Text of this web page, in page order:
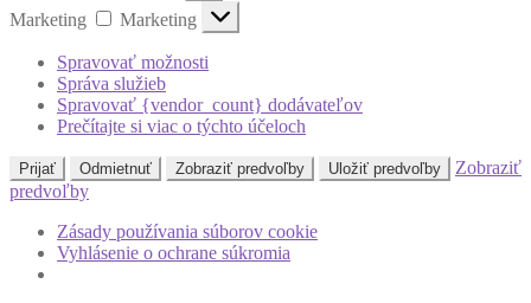
Marketing
Marketing
Spravovať možnosti
Správa služieb
Spravovať {vendor_count} dodávateľov
Prečítajte si viac o týchto účeloch
Prijať Odmietnuť Zobraziť predvoľby Uložiť predvoľby
Zobraziť
predvoľby
Zásady používania súborov cookie
Vyhlásenie o ochrane súkromia